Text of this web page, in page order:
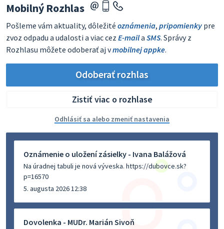
Mobilný Rozhlas
Pošleme vám aktuality, dôležité oznámenia, pripomienky pre
zvoz odpadu a udalosti a viac cez E-maila SMS. Správy z
Rozhlasu môžete odoberať aj vmobilnej appke.
Odoberať rozhlas
Zistiť viac o rozhlase
Odhlásiť sa alebo zmeniť nastavenia
Oznámenie o uložení zásielky - Ivana Balážová
Na úradnej tabuli je nová výveska. https://dubovce.sk?
p=16570
5. augusta 2026 12:38
Dovolenka - MUDr. Marián Sivoň